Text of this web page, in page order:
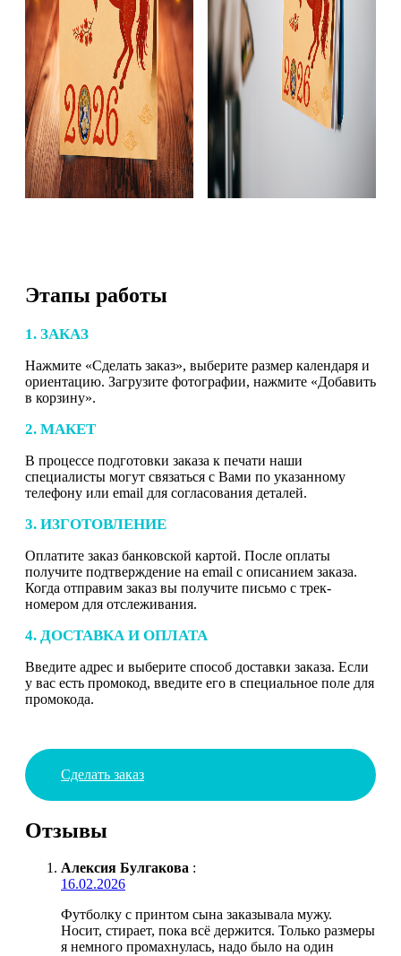
Этапы работы
1. ЗАКАЗ
Нажмите «Сделать заказ», выберите размер календаря и
ориентацию. Загрузите фотографии, нажмите «Добавить
в корзину».
2. МАКЕТ
В процессе подготовки заказа к печати наши
специалисты могут связаться с Вами по указанному
телефону или email для согласования деталей.
3. ИЗГОТОВЛЕНИЕ
Оплатите заказ банковской картой. После оплаты
получите подтверждение на email с описанием заказа.
Когда отправим заказ вы получите письмо с трек-
номером для отслеживания.
4. ДОСТАВКА И ОПЛАТА
Введите адрес и выберите способ доставки заказа. Если
у вас есть промокод, введите его в специальное поле для
промокода.
Сделать заказ
Отзывы
Алексия Булгакова :
16.02.2026
Футболку с принтом сына заказывала мужу.
Носит, стирает, пока всё держится. Только размеры
я немного промахнулась, надо было на один